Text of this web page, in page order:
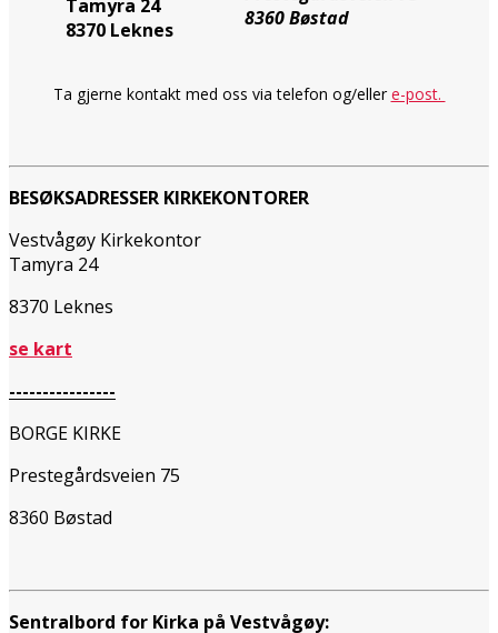
Tamyra 24
8370 Leknes
8360 Bøstad
Ta gjerne kontakt med oss via telefon og/ellere-post.
BESØKSADRESSER KIRKEKONTORER
Vestvågøy Kirkekontor
Tamyra 24
8370 Leknes
se kart
----------------
BORGE KIRKE
Prestegårdsveien 75
8360 Bøstad
Sentralbord for Kirka på Vestvågøy: